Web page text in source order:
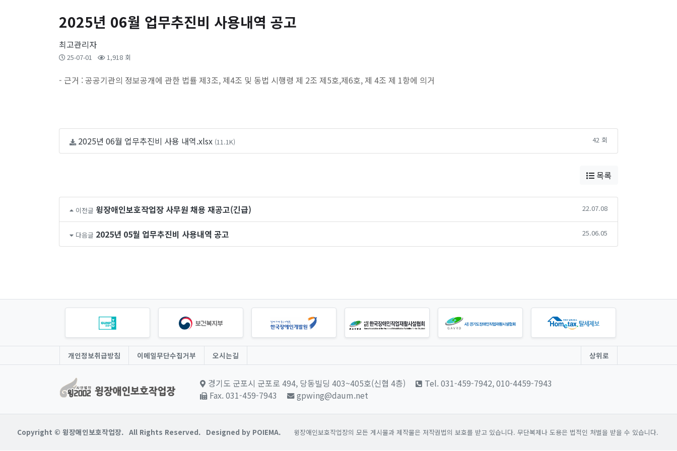
2025년 06월 업무추진비 사용내역 공고
최고관리자
25-07-01 1,918 회
- 근거 : 공공기관의 정보공개에 관한 법률 제3조, 제4조 및 동법 시행령 제 2조 제5호,제6호, 제 4조 제 1항에 의거
2025년 06월 업무추진비 사용 내역.xlsx (11.1K) 42 회
목록
이전글 윙장애인보호작업장 사무원 채용 재공고(긴급) 22.07.08
다음글 2025년 05월 업무추진비 사용내역 공고 25.06.05
개인정보취급방침 이메일무단수집거부 오시는길 상위로
경기도 군포시 군포로 494, 당동빌딩 403~405호(신협 4층)
Tel. 031-459-7942, 010-4459-7943
Fax. 031-459-7943
gpwing@daum.net
Copyright © 윙장애인보호작업장. All Rights Reserved. Designed by POIEMA. 윙장애인보호작업장의 모든 게시물과 제작물은 저작권법의 보호를 받고 있습니다. 무단복제나 도용은 법적인 처벌을 받을 수 있습니다.